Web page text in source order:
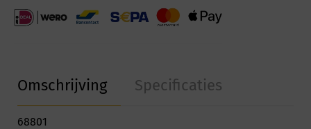
Omschrijving Specificaties
68801